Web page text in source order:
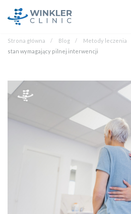
Strona główna Blog Metody leczenia
stan wymagający pilnej interwencji